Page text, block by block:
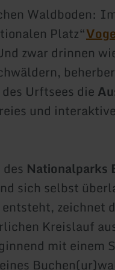
Waldboden:
Platz“
zwar drinnen
Urftsees die
und
Nationalparks
sich selbst
zeichnet
Kreislauf
mit einem